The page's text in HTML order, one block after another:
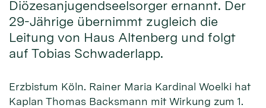
Diözesanjugendseelsorger ernannt. Der
29-Jährige übernimmt zugleich die
Leitung von Haus Altenberg und folgt
auf Tobias Schwaderlapp.
Erzbistum Köln. Rainer Maria Kardinal Woelki hat
Kaplan Thomas Backsmann mit Wirkung zum 1.